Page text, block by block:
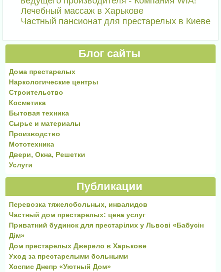
Лечебный массаж в Харькове
Частный пансионат для престарелых в Киеве
Блог сайты
Дома престарелых
Наркологические центры
Строительство
Косметика
Бытовая техника
Сырье и материалы
Производство
Мототехника
Двери, Окна, Решетки
Услуги
Публикации
Перевозка тяжелобольных, инвалидов
Частный дом престарелых: цена услуг
Приватний будинок для престарілих у Львові «Бабусін
Дім»
Дом престарелых Джерело в Харькове
Уход за престарелыми больными
Хоспис Днепр «Уютный Дом»